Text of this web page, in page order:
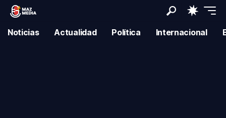
Noticias Actualidad Política Internacional